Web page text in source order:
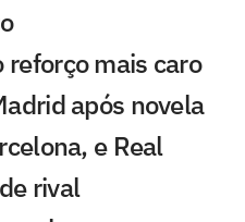
reforço mais caro
após novela
e Real
rival